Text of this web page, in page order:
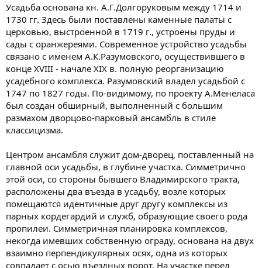
Усадьба основана кн. А.Г.Долгоруковым между 1714 и
1730 гг. Здесь были поставлены каменные палаты с
церковью, выстроенной в 1719 г., устроены пруды и
сады с оранжереями. Современное устройство усадьбы
связано с именем А.К.Разумовского, осуществившего в
конце XVIII - начале XIX в. полную реорганизацию
усадебного комплекса. Разумовский владел усадьбой с
1747 по 1827 годы. По-видимому, по проекту А.Менеласа
был создан обширный, выполненный с большим
размахом дворцово-парковый ансамбль в стиле
классицизма.
Центром ансамбля служит дом-дворец, поставленный на
главной оси усадьбы, в глубине участка. Симметрично
этой оси, со стороны бывшего Владимирского тракта,
расположены два въезда в усадьбу, возле которых
помещаются идентичные друг другу комплексы из
парных кордегардий и служб, образующие своего рода
пропилеи. Симметричная планировка комплексов,
некогда имевших собственную ограду, основана на двух
взаимно перпендикулярных осях, одна из которых
совпадает с осью въездных ворот. На участке перед